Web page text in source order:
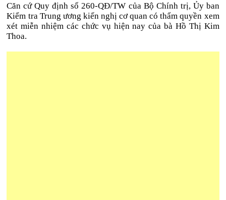
Căn cứ Quy định số 260-QĐ/TW của Bộ Chính trị, Ủy ban
Kiểm tra Trung ương kiến nghị cơ quan có thẩm quyền xem
xét miễn nhiệm các chức vụ hiện nay của bà Hồ Thị Kim
Thoa.